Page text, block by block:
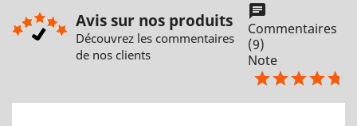
Avis sur nos produits
Découvrez les commentaires
de nos clients
chat
Commentaires
(9)
Note